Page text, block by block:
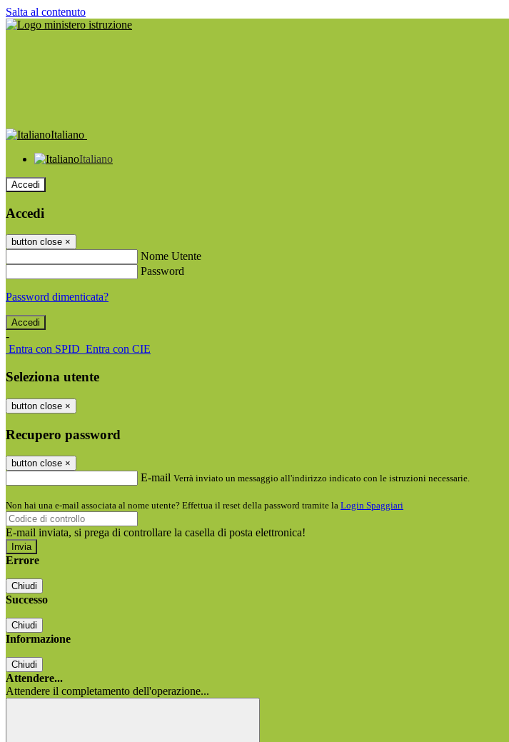
Salta al contenuto
Italiano
Italiano
Accedi
Accedi
button close ×
Nome Utente
Password
Password dimenticata?
-
Entra con SPID Entra con CIE
Seleziona utente
button close ×
Recupero password
button close ×
E-mail Verrà inviato un messaggio all'indirizzo indicato con le istruzioni necessarie.
Non hai una e-mail associata al nome utente? Effettua il reset della password tramite la Login Spaggiari
E-mail inviata, si prega di controllare la casella di posta elettronica!
Errore
Chiudi
Successo
Chiudi
Informazione
Chiudi
Attendere...
Attendere il completamento dell'operazione...